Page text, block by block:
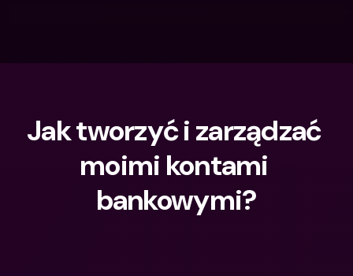
Jak tworzyć i zarządzać
moimi kontami
bankowymi?